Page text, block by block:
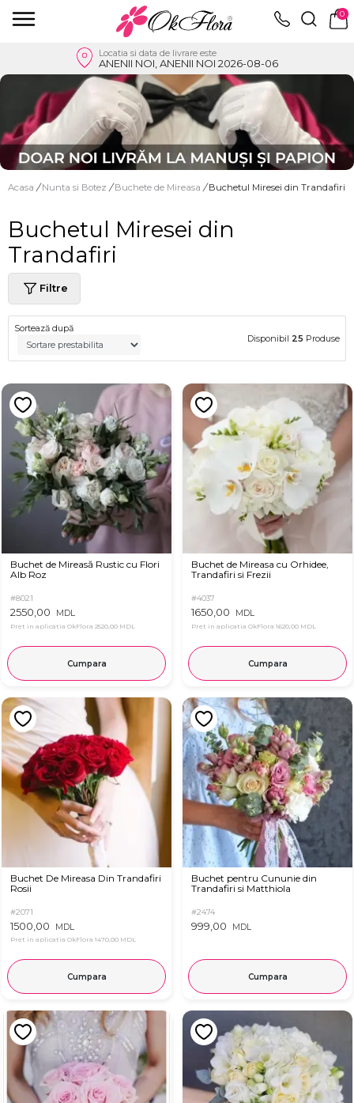
0
Locatia si data de livrare este
ANENII NOI, ANENII NOI 2026-08-06
Acasa / Nunta si Botez / Buchete de Mireasa / Buchetul Miresei din Trandafiri
Buchetul Miresei din
Trandafiri
Filtre
Sortează după
Disponibil 25 Produse
Buchet de Mireasă Rustic cu Flori
Alb Roz
#8021
2550,00 MDL
Pret in aplicatia OkFlora 2520,00 MDL
Cumpara
Buchet de Mireasa cu Orhidee,
Trandafiri si Frezii
#4037
1650,00 MDL
Pret in aplicatia OkFlora 1620,00 MDL
Cumpara
Buchet De Mireasa Din Trandafiri
Rosii
#2071
1500,00 MDL
Pret in aplicatia OkFlora 1470,00 MDL
Cumpara
Buchet pentru Cununie din
Trandafiri si Matthiola
#2474
999,00 MDL
Cumpara